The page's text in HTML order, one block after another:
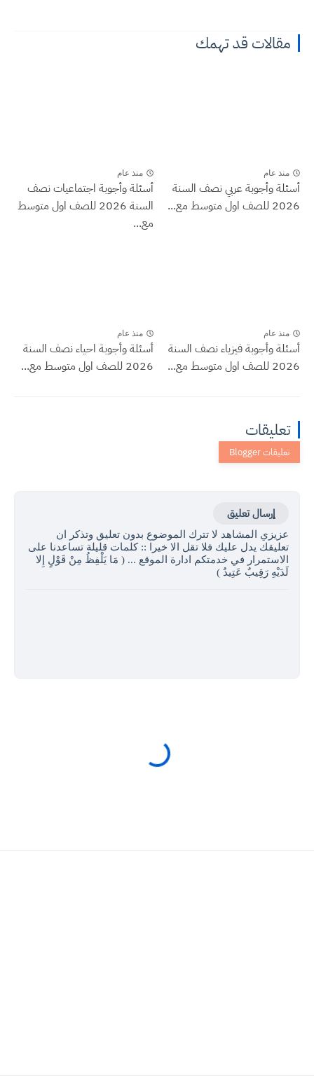
مقالات قد تهمك
منذ عام
أسئلة وأجوبة عربي نصف السنة
2026 للصف اول متوسط مع...
منذ عام
أسئلة وأجوبة اجتماعيات نصف
السنة 2026 للصف اول متوسط
مع...
منذ عام
أسئلة وأجوبة فيزياء نصف السنة
2026 للصف اول متوسط مع...
منذ عام
أسئلة وأجوبة احياء نصف السنة
2026 للصف اول متوسط مع...
تعليقات
إرسال تعليق
عزيزي المشاهد لا تترك الموضوع بدون تعليق وتذكر ان
تعليقك يدل عليك فلا تقل الا خيرا :: كلمات قليلة تساعدنا على
الاستمرار في خدمتكم ادارة الموقع ... ( مَا يَلْفِظُ مِنْ قَوْلٍ إِلا
لَدَيْهِ رَقِيبٌ عَتِيدٌ )